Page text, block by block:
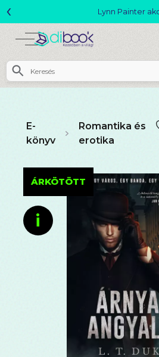
Megjelent! L. J. Shen: Legvadabb
‹
E-
könyv
Romantika és
erotika
ÁRKÖTÖTT
i